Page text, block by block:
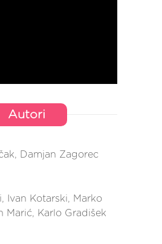
Autori
Damjan Zagorec
Ivan Kotarski, Marko
Marić, Karlo Gradišek